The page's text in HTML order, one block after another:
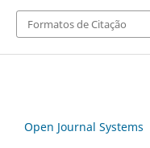
Formatos de Citação
Open Journal Systems